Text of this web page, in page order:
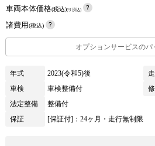
車両本体価格(税込)(リ済込)
諸費用(税込)
オプションサービスのパ
年式 2023(令和5)後
車検
車検整備付
法定整備
整備付
保証
[保証付]：24ヶ月・走行無制限